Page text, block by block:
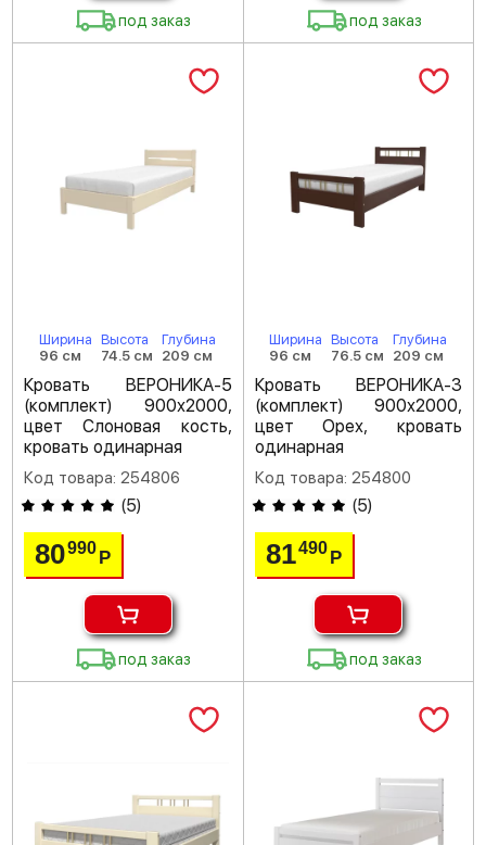
под заказ под заказ
Ширина
96 см
Высота
74.5 см
Глубина
209 см
Кровать ВЕРОНИКА-5
(комплект) 900х2000,
цвет Слоновая кость,
кровать одинарная
Код товара: 254806
(5)
80990Р
под заказ
Ширина
96 см
Высота
76.5 см
Глубина
209 см
Кровать ВЕРОНИКА-3
(комплект) 900х2000,
цвет Орех, кровать
одинарная
Код товара: 254800
(5)
81490 Р
под заказ